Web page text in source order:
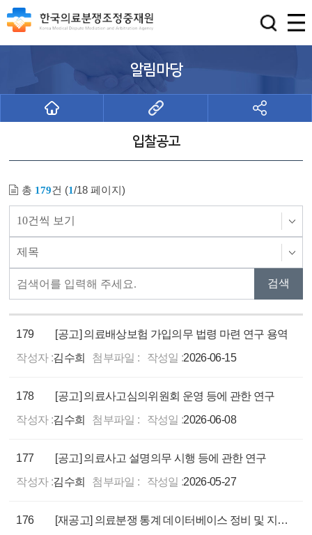
알림마당
입찰공고
총 179건 (1/18 페이지)
179
[공고] 의료배상보험 가입의무 법령 마련 연구 용역
작성자 :김수희 첨부파일 : 작성일 :2026-06-15
178
[공고] 의료사고심의위원회 운영 등에 관한 연구
작성자 :김수희 첨부파일 : 작성일 :2026-06-08
177
[공고] 의료사고 설명의무 시행 등에 관한 연구
작성자 :김수희 첨부파일 : 작성일 :2026-05-27
176
[재공고] 의료분쟁 통계 데이터베이스 정비 및 지표개발 연구용역